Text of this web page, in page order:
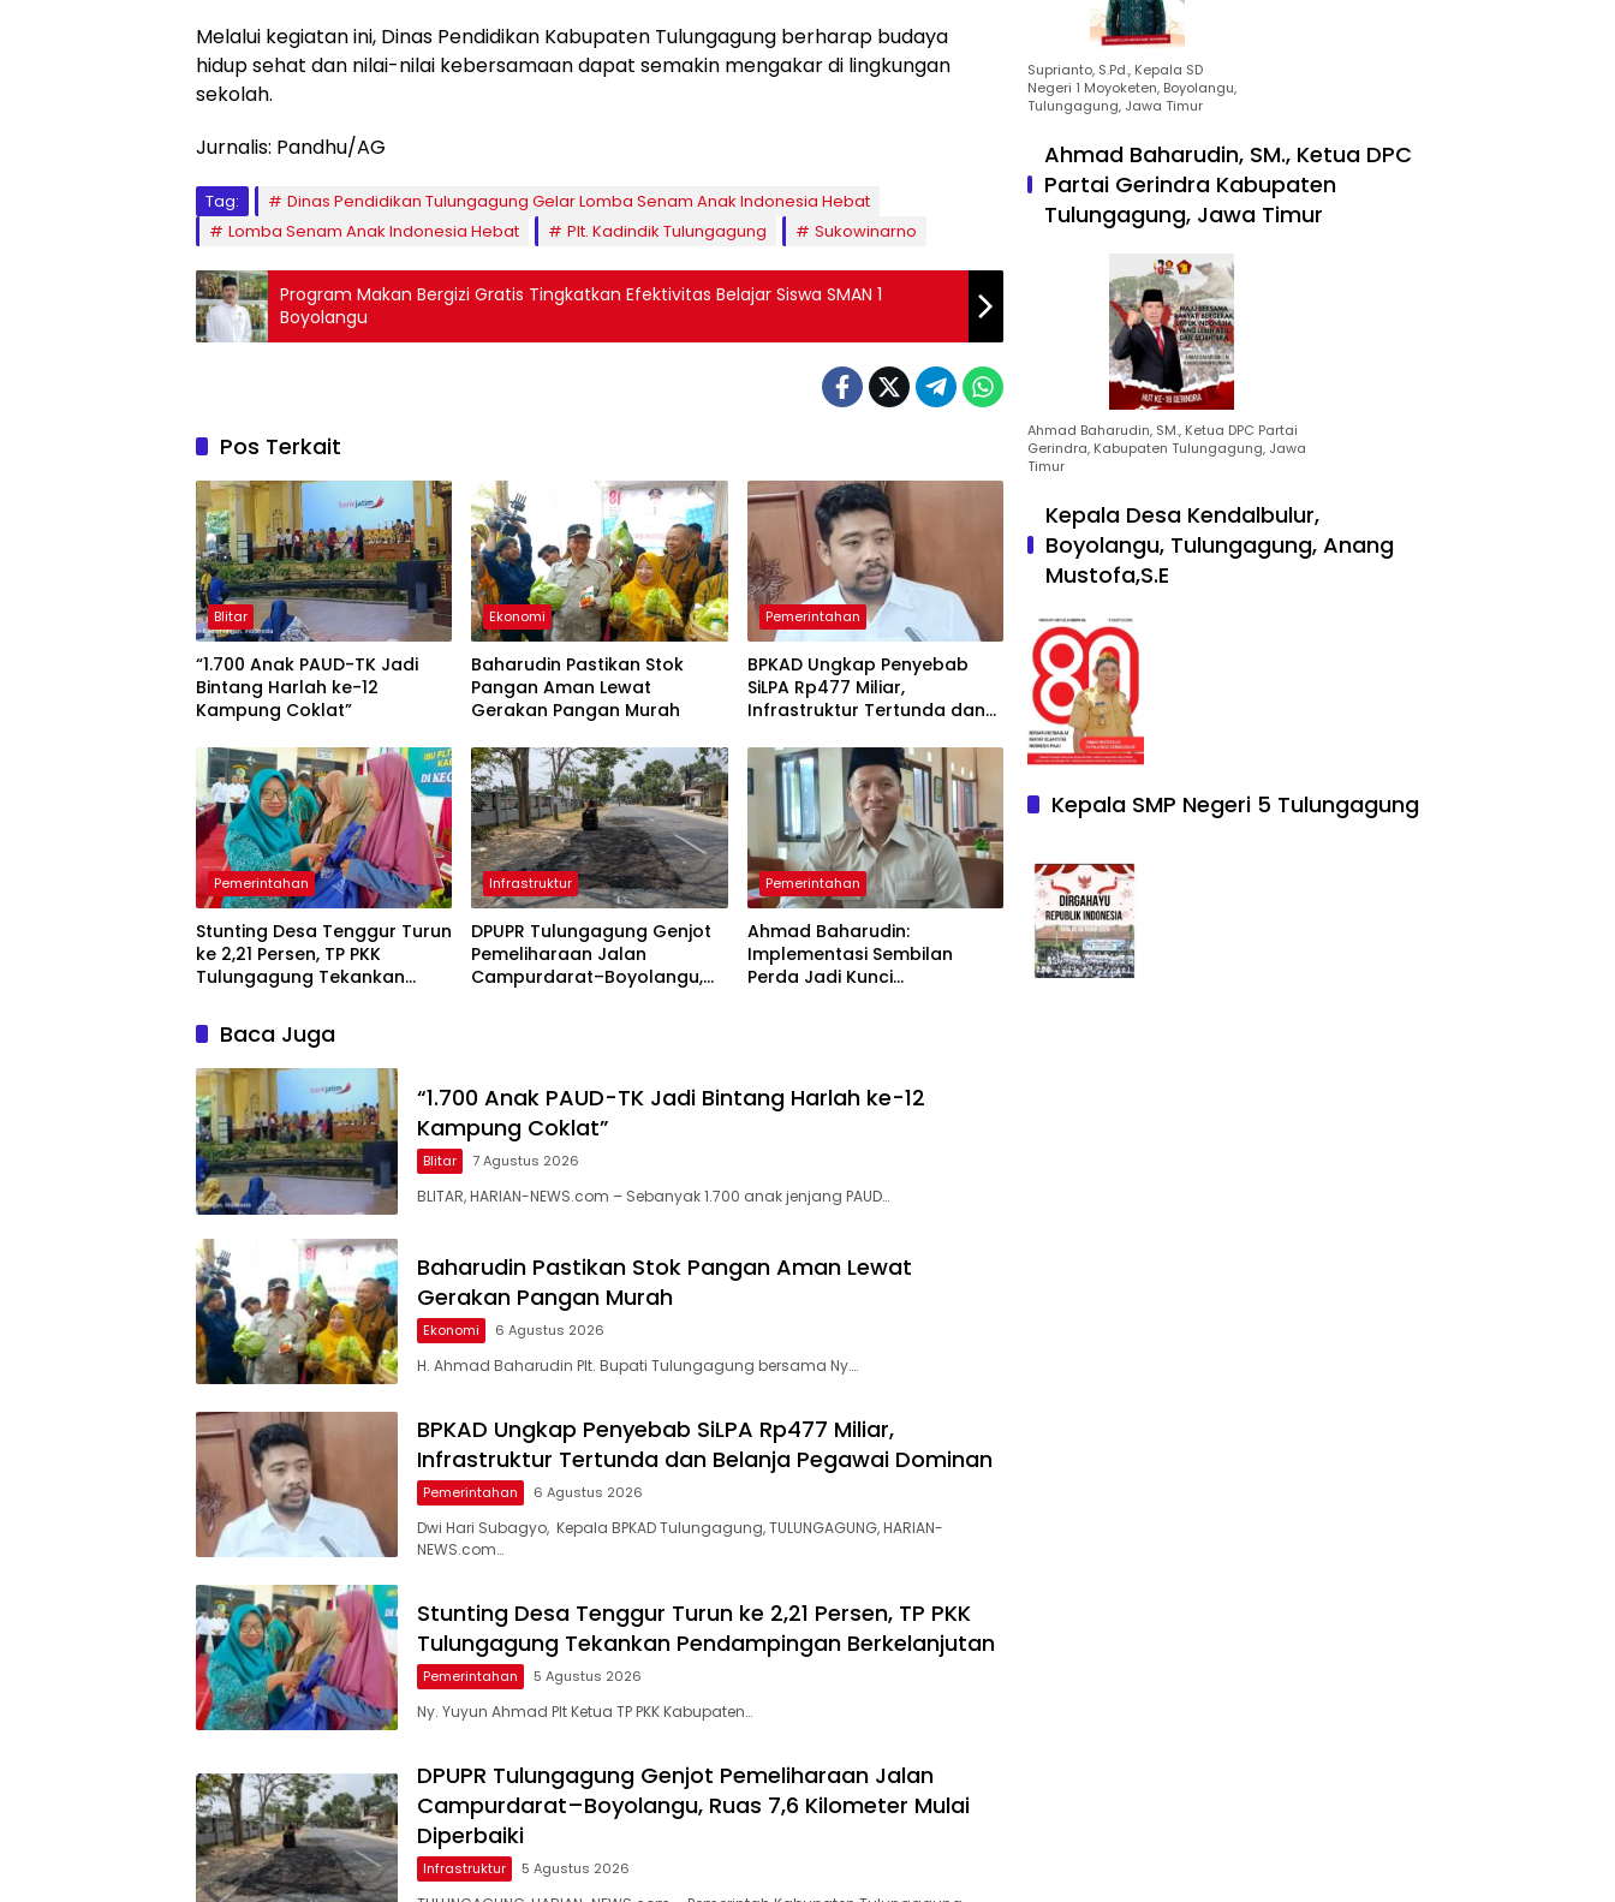
Melalui kegiatan ini, Dinas Pendidikan Kabupaten Tulungagung berharap budaya
hidup sehat dan nilai-nilai kebersamaan dapat semakin mengakar di lingkungan
sekolah.
Jurnalis: Pandhu/AG
Tag:
Dinas Pendidikan Tulungagung Gelar Lomba Senam Anak Indonesia Hebat
Lomba Senam Anak Indonesia Hebat
Plt. Kadindik Tulungagung Sukowinarno
Program Makan Bergizi Gratis Tingkatkan Efektivitas Belajar Siswa SMAN 1
Boyolangu
Pos Terkait
Blitar
“1.700 Anak PAUD-TK Jadi
Bintang Harlah ke-12
Kampung Coklat”
Ekonomi
Baharudin Pastikan Stok
Pangan Aman Lewat
Gerakan Pangan Murah
Pemerintahan
BPKAD Ungkap Penyebab
SiLPA Rp477 Miliar,
Infrastruktur Tertunda dan
Pemerintahan
Stunting Desa Tenggur Turun
ke 2,21 Persen, TP PKK
Tulungagung Tekankan
Berkelanjutan
Infrastruktur
DPUPR Tulungagung Genjot
Pemeliharaan Jalan
Campurdarat–Boyolangu,
Pemerintahan
Ahmad Baharudin:
Implementasi Sembilan
Perda Jadi Kunci
Baca Juga
“1.700 Anak PAUD-TK Jadi Bintang Harlah ke-12
Kampung Coklat”
Blitar 7 Agustus 2026
BLITAR, HARIAN-NEWS.com – Sebanyak 1.700 anak jenjang PAUD…
Baharudin Pastikan Stok Pangan Aman Lewat
Gerakan Pangan Murah
Ekonomi 6 Agustus 2026
H. Ahmad Baharudin Plt. Bupati Tulungagung bersama Ny….
BPKAD Ungkap Penyebab SiLPA Rp477 Miliar,
Infrastruktur Tertunda dan Belanja Pegawai Dominan
Pemerintahan 6 Agustus 2026
Dwi Hari Subagyo, Kepala BPKAD Tulungagung, TULUNGAGUNG, HARIAN-
NEWS.com…
Stunting Desa Tenggur Turun ke 2,21 Persen, TP PKK
Tulungagung Tekankan Pendampingan Berkelanjutan
Pemerintahan 5 Agustus 2026
Ny. Yuyun Ahmad Plt Ketua TP PKK Kabupaten…
DPUPR Tulungagung Genjot Pemeliharaan Jalan
Campurdarat–Boyolangu, Ruas 7,6 Kilometer Mulai
Diperbaiki
Infrastruktur 5 Agustus 2026
Suprianto, S.Pd., Kepala SD
Negeri 1 Moyoketen, Boyolangu,
Tulungagung, Jawa Timur
Ahmad Baharudin, SM., Ketua DPC
Partai Gerindra Kabupaten
Tulungagung, Jawa Timur
Ahmad Baharudin, SM., Ketua DPC Partai
Gerindra, Kabupaten Tulungagung, Jawa
Timur
Kepala Desa Kendalbulur,
Boyolangu, Tulungagung, Anang
Mustofa,S.E
Kepala SMP Negeri 5 Tulungagung